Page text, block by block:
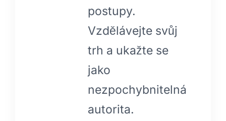
postupy.
Vzdělávejte svůj
trh a ukažte se
jako
nezpochybnitelná
autorita.